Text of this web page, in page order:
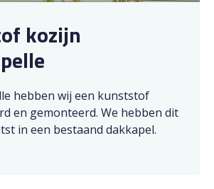
kozijn
hebben wij een kunststof
en gemonteerd. We hebben dit
in een bestaand dakkapel.